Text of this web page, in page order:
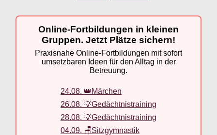
Online-Fortbildungen in kleinen
Gruppen. Jetzt Plätze sichern!
Praxisnahe Online-Fortbildungen mit sofort
umsetzbaren Ideen für den Alltag in der
Betreuung.
24.08. 👑Märchen
26.08. 💡Gedächtnistraining
28.08. 💡Gedächtnistraining
04.09. 🪑Sitzgymnastik